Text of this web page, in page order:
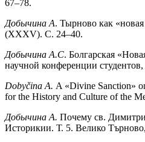
67–78.
Добычина А. Тырново как
(XXXV). С. 24–40.
Добычина А.С. Болгарская
научной конференции
Dobyčina A. A «Divine Sanction»
for the History and Culture of the
Добычина А. Почему св.
Историкии. Т. 5. Велико